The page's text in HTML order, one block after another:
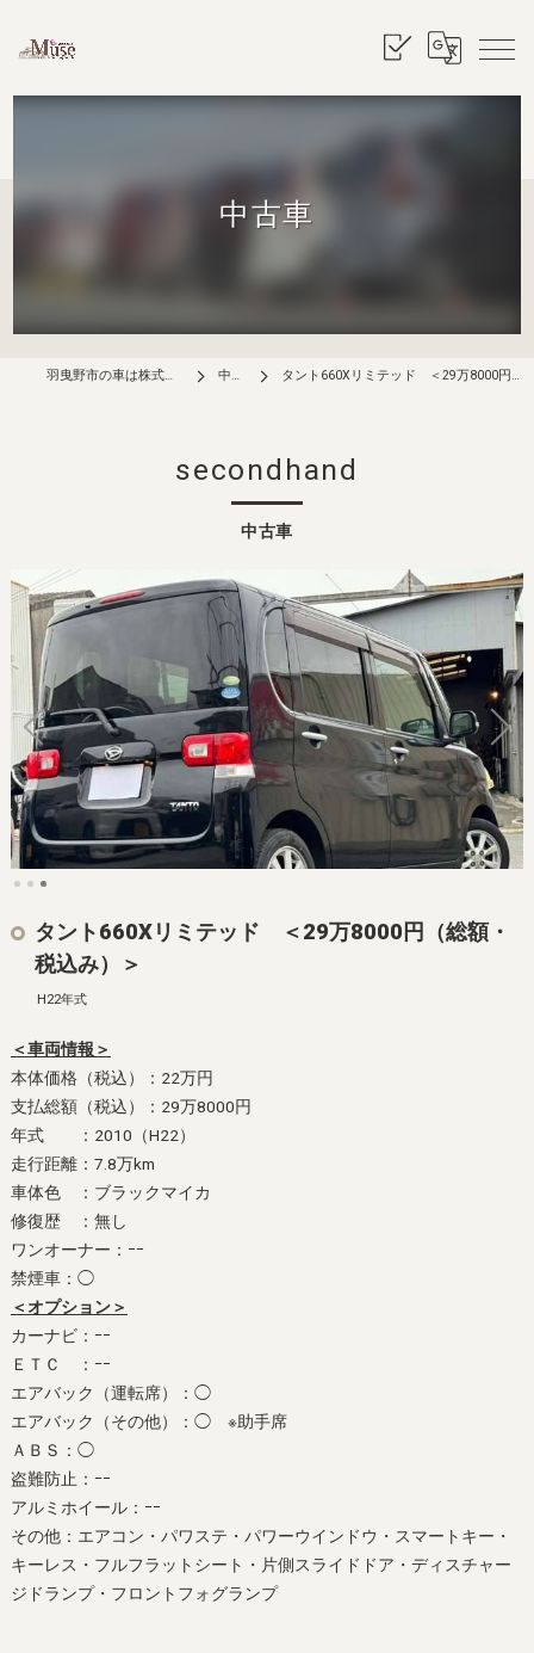
中古車
羽曳野市の車は株式会社ミューズ 中古車 タント660Xリミテッド ＜29万8000円（総額・税込み）＞
中古車
secondhand
タント660Xリミテッド ＜29万8000円（総額・
税込み）＞
H22年式
＜車両情報＞
本体価格（税込）：22万円
支払総額（税込）：29万8000円
年式 ：2010（H22）
走行距離：7.8万km
車体色 ：ブラックマイカ
修復歴 ：無し
ワンオーナー：ｰｰ
禁煙車：◯
＜オプション＞
カーナビ：ｰｰ
ＥＴＣ ：ｰｰ
エアバック（運転席）：◯
エアバック（その他）：◯ ※助手席
ＡＢＳ：◯
盗難防止：ｰｰ
アルミホイール：ｰｰ
その他：エアコン・パワステ・パワーウインドウ・スマートキー・
キーレス・フルフラットシート・片側スライドドア・ディスチャー
ジドランプ・フロントフォグランプ